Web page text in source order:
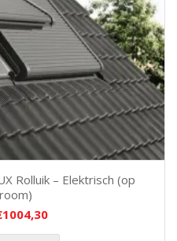
Rolluik – Elektrisch (op
1004,30